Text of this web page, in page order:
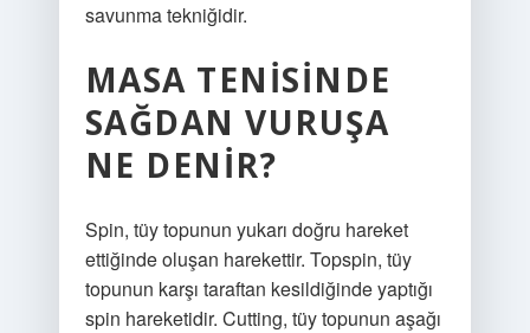
savunma tekniğidir.
MASA TENISINDE
SAĞDAN VURUŞA
NE DENIR?
Spin, tüy topunun yukarı doğru hareket
ettiğinde oluşan harekettir. Topspin, tüy
topunun karşı taraftan kesildiğinde yaptığı
spin hareketidir. Cutting, tüy topunun aşağı